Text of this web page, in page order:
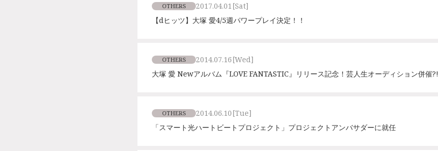
OTHERS 2017.04.01[Sat]
【dヒッツ】大塚 愛4/5週パワープレイ決定！！
OTHERS 2014.07.16[Wed]
大塚 愛 Newアルバム『LOVE FANTASTIC』リリース記念！芸人生オーディション併催?!
OTHERS 2014.06.10[Tue]
「スマート光ハートビートプロジェクト」プロジェクトアンバサダーに就任